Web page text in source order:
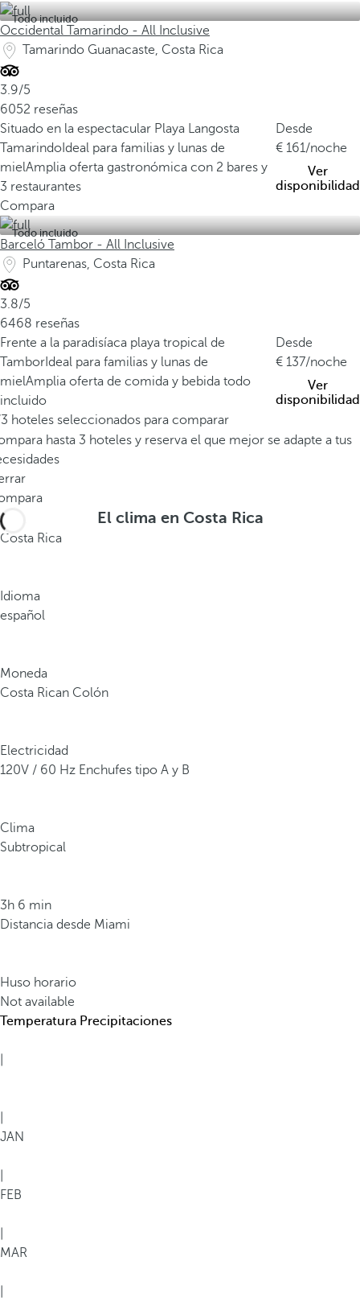
Todo incluido
Occidental Tamarindo - All Inclusive
Tamarindo Guanacaste, Costa Rica
3.9/5
6052 reseñas
Situado en la espectacular Playa Langosta
Tamarindo Ideal para familias y lunas de
mielAmplia oferta gastronómica con 2 bares y
3 restaurantes
Desde
161/noche
Ver
disponibilidad
Compara
Todo incluido
Barceló Tambor - All Inclusive
Puntarenas, Costa Rica
3.8/5
6468 reseñas
Frente a la paradisíaca playa tropical de
Tambor Ideal para familias y lunas de
mielAmplia oferta de comida y bebida todo
incluido
Desde
137/noche
Ver
disponibilidad
hoteles seleccionados para comparar
hasta 3 hoteles y reserva el que mejor se adapte a tus
El clima en Costa Rica
Costa Rica
Idioma
español
Moneda
Costa Rican Colón
Electricidad
120V / 60 Hz Enchufes tipo A y B
Clima
Subtropical
3h 6 min
Distancia desde Miami
Huso horario
Not available
Temperatura Precipitaciones
JAN
FEB
MAR
e
t
e
r
r
e
s
t
r
e
d
e
l
p
l
a
n
e
t
a
,
a
r
a
e
d
a
d
n
a